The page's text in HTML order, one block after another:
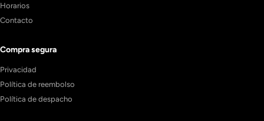
Horarios
Contacto
Compra segura
Privacidad
Política de reembolso
Política de despacho